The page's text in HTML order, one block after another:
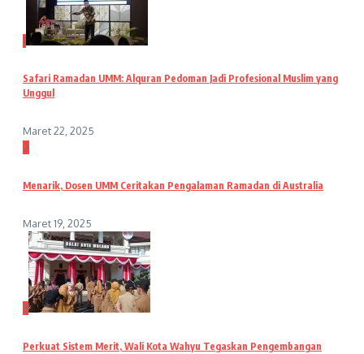
1
Safari Ramadan UMM: Alquran Pedoman Jadi Profesional Muslim yang
Unggul
Maret 22, 2025
2
Menarik, Dosen UMM Ceritakan Pengalaman Ramadan di Australia
Maret 19, 2025
3
Perkuat Sistem Merit, Wali Kota Wahyu Tegaskan Pengembangan